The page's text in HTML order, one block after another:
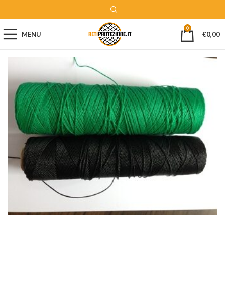
MENU
0
€0,00